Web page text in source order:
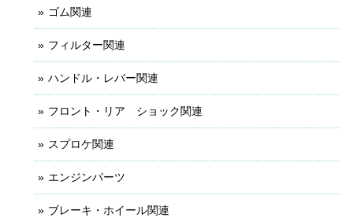
ゴム関連
フィルター関連
ハンドル・レバー関連
フロント・リア ショック関連
スプロケ関連
エンジンパーツ
ブレーキ・ホイール関連